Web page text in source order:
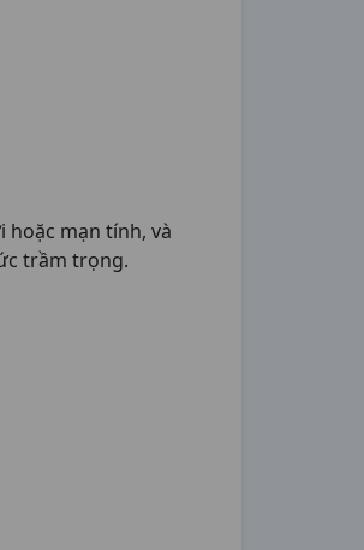
mạn tính, và
trầm trọng.